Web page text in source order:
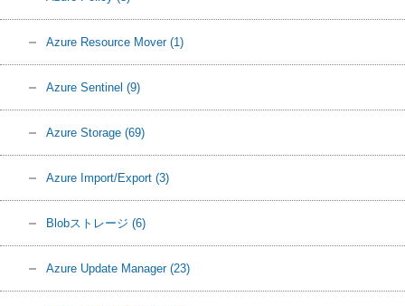
Azure Resource Mover (1)
Azure Sentinel (9)
Azure Storage (69)
Azure Import/Export (3)
Blobストレージ (6)
Azure Update Manager (23)